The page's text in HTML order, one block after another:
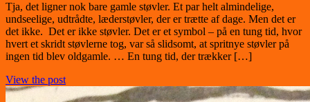
Tja, det ligner nok bare gamle støvler. Et par helt almindelige,
undseelige, udtrådte, læderstøvler, der er trætte af dage. Men det er
det ikke. Det er ikke støvler. Det er et symbol – på en tung tid, hvor
hvert et skridt støvlerne tog, var så slidsomt, at spritnye støvler på
ingen tid blev oldgamle. … En tung tid, der trækker […]
View the post